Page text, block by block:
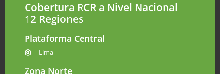
Cobertura RCR a Nivel Nacional
12 Regiones
Plataforma Central
Lima
Zona Norte